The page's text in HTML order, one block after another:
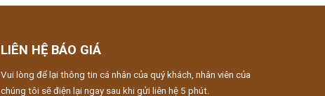
LIÊN HỆ BÁO GIÁ
Vui lòng để lại thông tin cá nhân của quý khách, nhân viên của
chúng tôi sẽ điện lại ngay sau khi gửi liên hệ 5 phút.